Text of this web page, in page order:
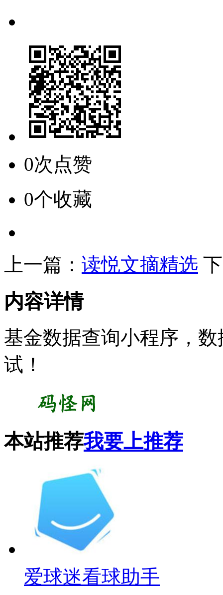
0次点赞
0个收藏
上一篇： 读悦文摘精选
内容详情
基金数据查询小程序，
试！
本站推荐我要上推荐
爱球迷看球助手